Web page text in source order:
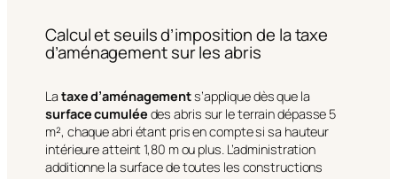
Calcul et seuils d’imposition de la taxe
d’aménagement sur les abris
La taxe d’aménagements’applique dès que la
surface cumulée des abris sur le terrain dépasse 5
m², chaque abri étant pris en compte si sa hauteur
intérieure atteint 1,80 m ou plus. L’administration
additionne la surface de toutes les constructions